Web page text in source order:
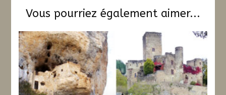
Vous pourriez également aimer...